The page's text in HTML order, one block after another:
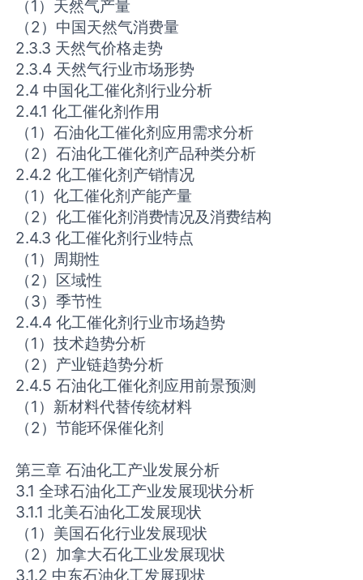
（1）天然气产量
（2）中国天然气消费量
2.3.3 天然气价格走势
2.3.4 天然气行业市场形势
2.4 中国化工催化剂行业分析
2.4.1 化工催化剂作用
（1）石油化工催化剂应用需求分析
（2）石油化工催化剂产品种类分析
2.4.2 化工催化剂产销情况
（1）化工催化剂产能产量
（2）化工催化剂消费情况及消费结构
2.4.3 化工催化剂行业特点
（1）周期性
（2）区域性
（3）季节性
2.4.4 化工催化剂行业市场趋势
（1）技术趋势分析
（2）产业链趋势分析
2.4.5 石油化工催化剂应用前景预测
（1）新材料代替传统材料
（2）节能环保催化剂
第三章 石油化工产业发展分析
3.1 全球石油化工产业发展现状分析
3.1.1 北美石油化工发展现状
（1）美国石化行业发展现状
（2）加拿大石化工业发展现状
3.1.2 中东石油化工发展现状